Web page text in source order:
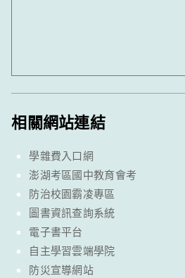
相關網站連結
學雜費入口網
澎湖考區國中教育會考
防治校園霸凌專區
圖書資訊查詢系統
電子書平台
自主學習雲端學院
防災宣導網站